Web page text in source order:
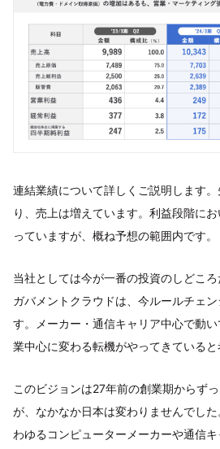
連結業績について詳しくご説明します
り、売上は増えています。利益段階に
っていますが、概ね予想の範囲内です。
当社としては今が一番の投資のしどこ
ガバメントクラウドは、今ルールチェ
す。メーカー・通信キャリア中心で動
業中心に変わる転機がやってきていると
このビジョンは27年前の創業期からず
が、なかなか日本は変わりませんでし
わゆるコンピューターメーカーや通信